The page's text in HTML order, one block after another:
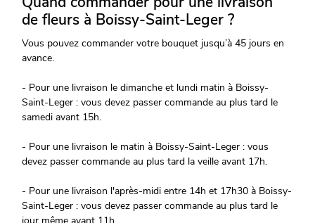
de fleurs à Boissy-Saint-Leger ?
Vous pouvez commander votre bouquet jusqu’à 45 jours en
avance.
- Pour une livraison le dimanche et lundi matin à Boissy-
Saint-Leger : vous devez passer commande au plus tard le
samedi avant 15h.
- Pour une livraison le matin à Boissy-Saint-Leger : vous
devez passer commande au plus tard la veille avant 17h.
- Pour une livraison l'après-midi entre 14h et 17h30 à Boissy-
Saint-Leger : vous devez passer commande au plus tard le